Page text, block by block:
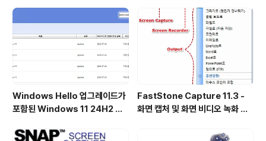
Windows Hello 업그레이드가
포함된 Windows 11 24H2 및
출시
FastStone Capture 11.3 -
화면 캡처 및 화면 비디오 녹화 도